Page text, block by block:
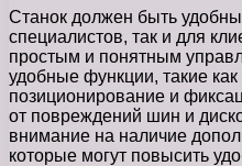
Станок должен быть
специалистов, так и для
простым и понятным
удобные функции, такие
позиционирование и
от повреждений шин и
внимание на наличие
которые могут повысить